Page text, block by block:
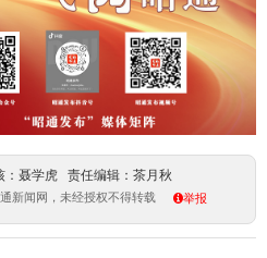
聂学虎 责任编辑：茶月秋
新闻网，未经授权不得转载 举报